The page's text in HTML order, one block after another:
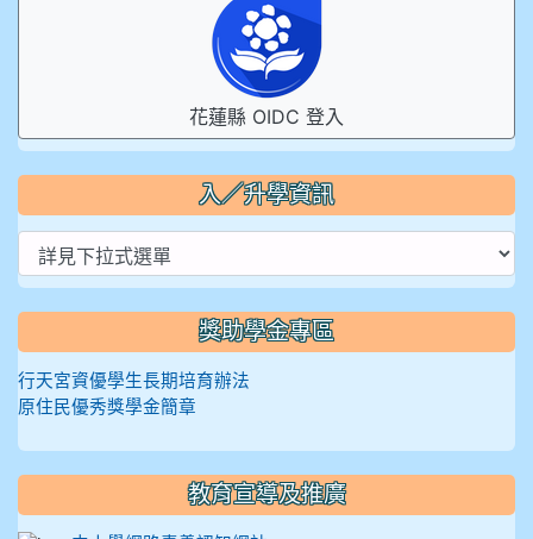
花蓮縣 OIDC 登入
入／升學資訊
獎助學金專區
行天宮資優學生長期培育辦法
原住民優秀獎學金簡章
教育宣導及推廣